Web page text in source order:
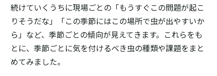
続けていくうちに現場ごとの「もうすぐこの問題が起こ
りそうだな」「この季節にはこの場所で虫が出やすいか
ら」など、季節ごとの傾向が見えてきます。これらをも
とに、季節ごとに気を付けるべき虫の種類や課題をまと
めてみました。